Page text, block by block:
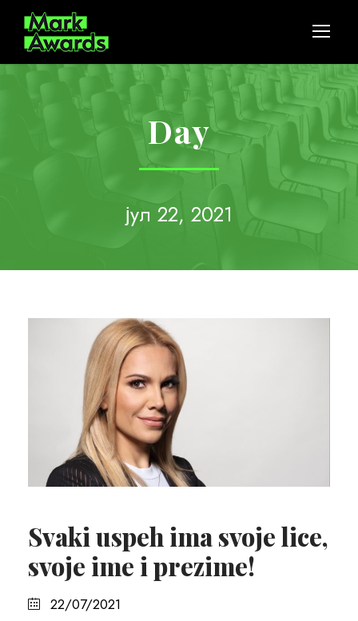
Day
јул 22, 2021
Svaki uspeh ima svoje lice,
svoje ime i prezime!
22/07/2021